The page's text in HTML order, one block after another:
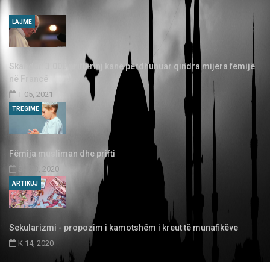
Skandal: 3.000 priftërinj kanë përdhunuar qindra mijëra fëmijë
në Francë
T 05, 2021
LAJME
Fëmija musliman dhe prifti
SH 03, 2020
TREGIME
Sekularizmi - propozim i kamotshëm i kreut të munafikëve
K 14, 2020
ARTIKUJ